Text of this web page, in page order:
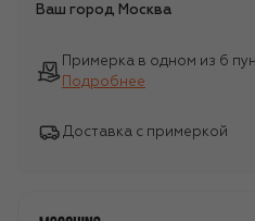
Ваш город Москва
Примерка в одном из 6
Подробнее
Доставка с примеркой